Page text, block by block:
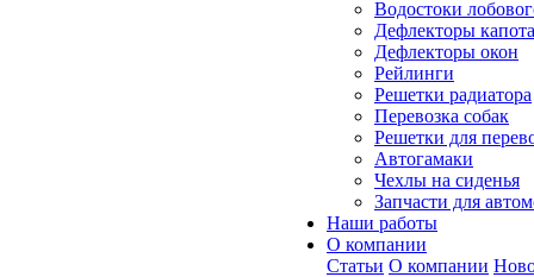
Водостоки
Дефлекторы капота
Дефлекторы окон
Рейлинги
Решетки радиатора
Перевозка собак
Решетки для
Автогамаки
Чехлы на сиденья
Запчасти для
Наши работы
О компании
Статьи О компании